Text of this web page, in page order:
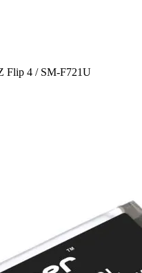
Flip 4 / SM-F721U